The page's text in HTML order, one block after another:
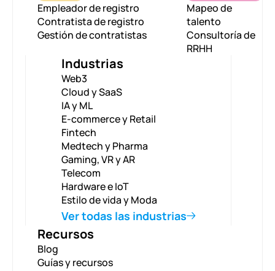
Empleador de registro
Contratista de registro
Gestión de contratistas
Mapeo de
talento
Consultoría de
RRHH
Industrias
Web3
Cloud y SaaS
IA y ML
E-commerce y Retail
Fintech
Medtech y Pharma
Gaming, VR y AR
Telecom
Hardware e IoT
Estilo de vida y Moda
Ver todas las industrias
Recursos
Blog
Guías y recursos